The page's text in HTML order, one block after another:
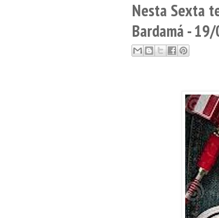
Nesta Sexta
Bardamá -